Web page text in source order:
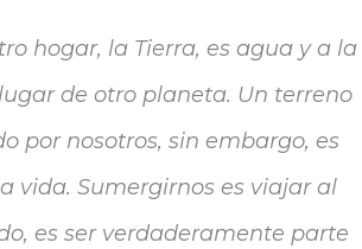
hogar, la Tierra, es agua y a la
de otro planeta. Un terreno
por nosotros, sin embargo, es
vida. Sumergirnos es viajar al
es ser verdaderamente parte